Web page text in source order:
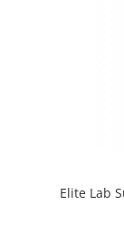
Elite Lab